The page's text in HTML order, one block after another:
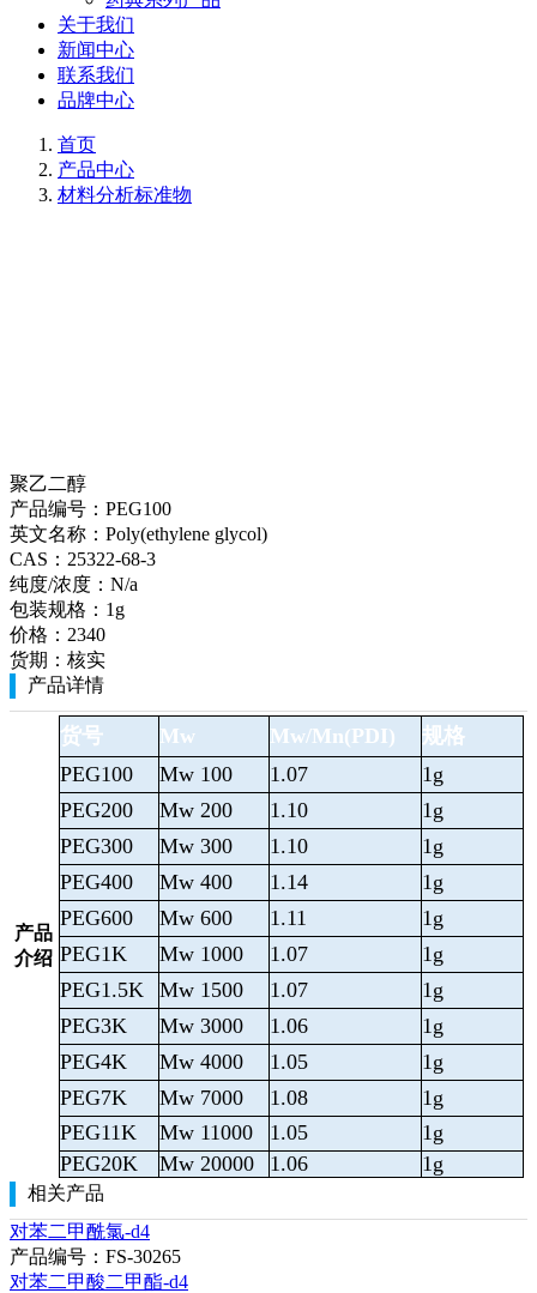
关于我们
新闻中心
联系我们
品牌中心
首页
产品中心
材料分析标准物
聚乙二醇
产品编号： PEG100
英文名称： Poly(ethylene glycol)
CAS： 25322-68-3
纯度/浓度： N/a
包装规格： 1g
价格： 2340
货期： 核实
产品详情
产品
介绍
货号 Mw Mw/Mn(PDI)
规格
PEG100
Mw 100 1.07
1g
PEG200
Mw 200 1.10
1g
PEG300
Mw 300 1.10
1g
PEG400
Mw 400 1.14
1g
PEG600
Mw 600 1.11
1g
PEG1K
Mw 1000 1.07
1g
PEG1.5K
Mw 1500 1.07
1g
PEG3K
Mw 3000 1.06
1g
PEG4K
Mw 4000 1.05
1g
PEG7K
Mw 7000 1.08
1g
PEG11K
Mw 11000 1.05
1g
PEG20K
Mw 20000 1.06 1g
相关产品
对苯二甲酰氯-d4
产品编号：FS-30265
对苯二甲酸二甲酯-d4